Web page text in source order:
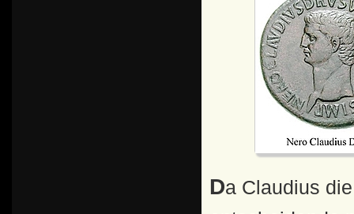
Da Claudius die für jeden jungen adligen Römer allein